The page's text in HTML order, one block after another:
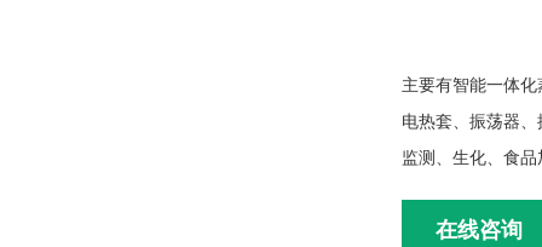
主要有智能一体
电热套、振荡器
监测、生化、食
在线咨询